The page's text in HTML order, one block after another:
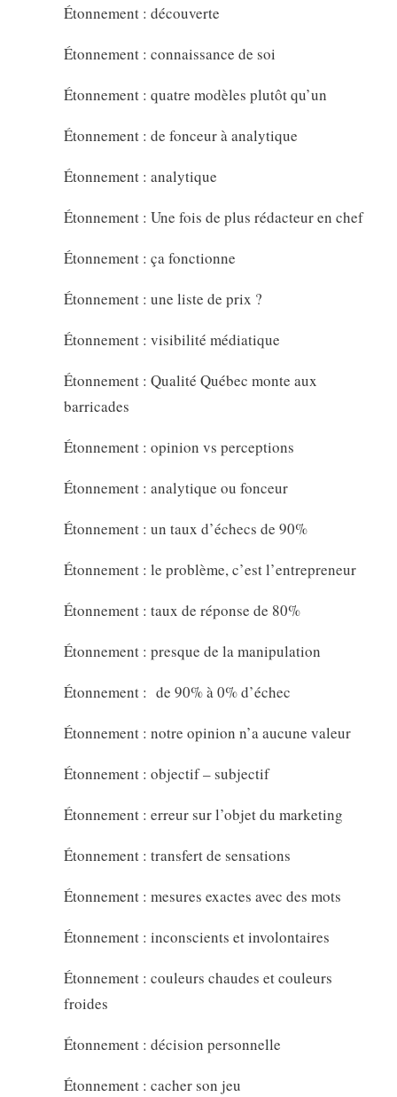
Étonnement : découverte
Étonnement : connaissance de soi
Étonnement : quatre modèles plutôt qu’un
Étonnement : de fonceur à analytique
Étonnement : analytique
Étonnement : Une fois de plus rédacteur en chef
Étonnement : ça fonctionne
Étonnement : une liste de prix ?
Étonnement : visibilité médiatique
Étonnement : Qualité Québec monte aux
barricades
Étonnement : opinion vs perceptions
Étonnement : analytique ou fonceur
Étonnement : un taux d’échecs de 90%
Étonnement : le problème, c’est l’entrepreneur
Étonnement : taux de réponse de 80%
Étonnement : presque de la manipulation
Étonnement : de 90% à 0% d’échec
Étonnement : notre opinion n’a aucune valeur
Étonnement : objectif – subjectif
Étonnement : erreur sur l’objet du marketing
Étonnement : transfert de sensations
Étonnement : mesures exactes avec des mots
Étonnement : inconscients et involontaires
Étonnement : couleurs chaudes et couleurs
froides
Étonnement : décision personnelle
Étonnement : cacher son jeu